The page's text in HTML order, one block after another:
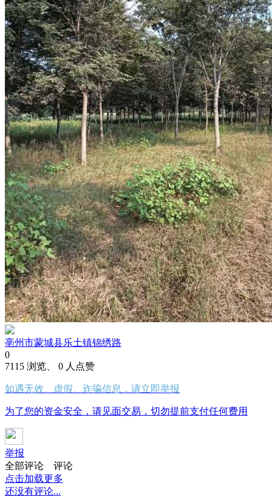
亳州市蒙城县乐土镇锦绣路
0
7115 浏览、 0 人点赞
如遇无效、虚假、诈骗信息，请立即举报
为了您的资金安全，请见面交易，切勿提前支付任何费用
举报
全部评论
评论
点击加载更多
还没有评论...